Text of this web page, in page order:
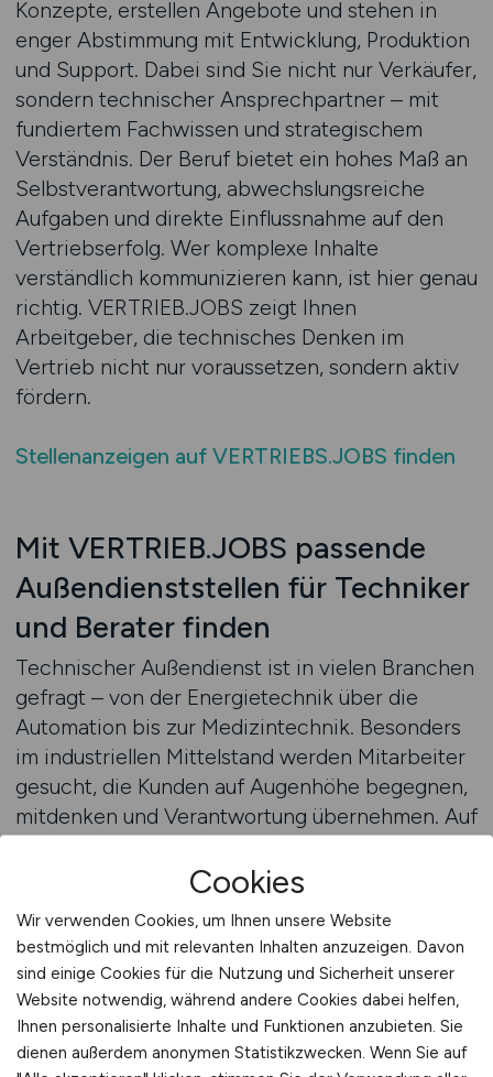
Konzepte, erstellen Angebote und stehen in
enger Abstimmung mit Entwicklung, Produktion
und Support. Dabei sind Sie nicht nur Verkäufer,
sondern technischer Ansprechpartner – mit
fundiertem Fachwissen und strategischem
Verständnis. Der Beruf bietet ein hohes Maß an
Selbstverantwortung, abwechslungsreiche
Aufgaben und direkte Einflussnahme auf den
Vertriebserfolg. Wer komplexe Inhalte
verständlich kommunizieren kann, ist hier genau
richtig. VERTRIEB.JOBS zeigt Ihnen
Arbeitgeber, die technisches Denken im
Vertrieb nicht nur voraussetzen, sondern aktiv
fördern.
Stellenanzeigen auf VERTRIEBS.JOBS finden
Mit VERTRIEB.JOBS passende
Außendienststellen für Techniker
und Berater finden
Technischer Außendienst ist in vielen Branchen
gefragt – von der Energietechnik über die
Automation bis zur Medizintechnik. Besonders
im industriellen Mittelstand werden Mitarbeiter
gesucht, die Kunden auf Augenhöhe begegnen,
mitdenken und Verantwortung übernehmen. Auf
Positionen: praxisnah, strukturiert,
neben attraktiven Gehältern auch Schulungen,
Weiterbildungen und langfristige
Entwicklungsmöglichkeiten. Wenn Sie
unterwegs sein möchten, gerne Lösungen
präsentieren und sich mit Technik auskennen,
Cookies
Wir verwenden Cookies, um Ihnen unsere Website
bestmöglich und mit relevanten Inhalten anzuzeigen. Davon
sind einige Cookies für die Nutzung und Sicherheit unserer
Website notwendig, während andere Cookies dabei helfen,
Ihnen personalisierte Inhalte und Funktionen anzubieten. Sie
dienen außerdem anonymen Statistikzwecken. Wenn Sie auf